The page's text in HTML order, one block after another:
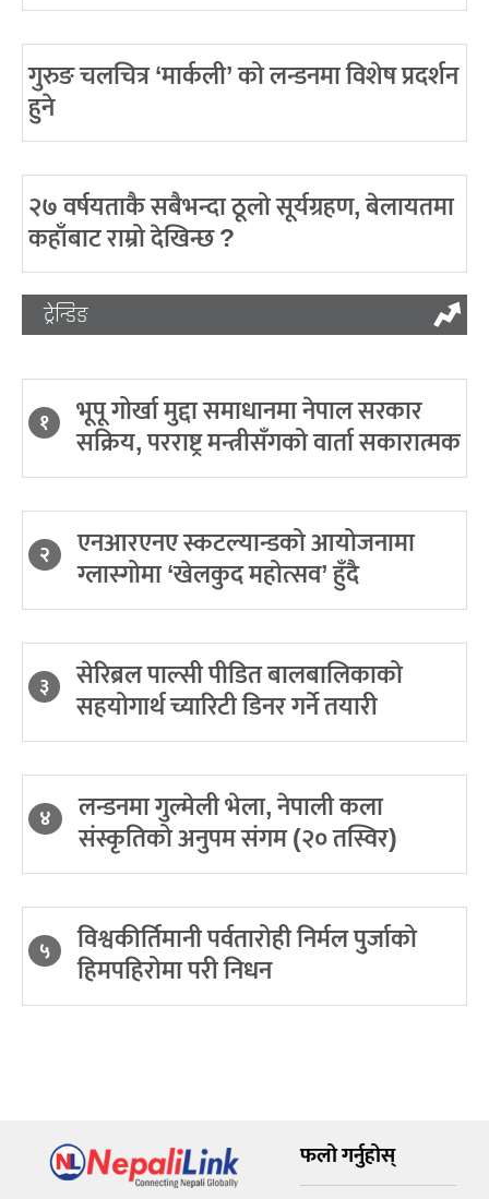
गुरुङ चलचित्र ‘मार्कली’ को लन्डनमा विशेष प्रदर्शन
हुने
२७ वर्षयताकै सबैभन्दा ठूलो सूर्यग्रहण, बेलायतमा
कहाँबाट राम्रो देखिन्छ ?
ट्रेन्डिङ
१ भूपू गोर्खा मुद्दा समाधानमा नेपाल सरकार
सक्रिय, परराष्ट्र मन्त्रीसँगको वार्ता सकारात्मक
२ एनआरएनए स्कटल्यान्डको आयोजनामा
ग्लास्गोमा ‘खेलकुद महोत्सव’ हुँदै
३ सेरिब्रल पाल्सी पीडित बालबालिकाको
सहयोगार्थ च्यारिटी डिनर गर्ने तयारी
४ लन्डनमा गुल्मेली भेला, नेपाली कला
संस्कृतिको अनुपम संगम (२० तस्विर)
५ विश्वकीर्तिमानी पर्वतारोही निर्मल पुर्जाको
हिमपहिरोमा परी निधन
फलो गर्नुहोस्